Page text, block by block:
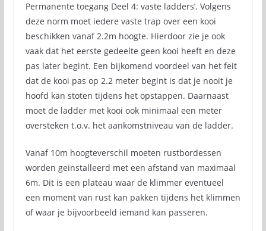
Permanente toegang Deel 4: vaste ladders’. Volgens
deze norm moet iedere vaste trap over een kooi
beschikken vanaf 2.2m hoogte. Hierdoor zie je ook
vaak dat het eerste gedeelte geen kooi heeft en deze
pas later begint. Een bijkomend voordeel van het feit
dat de kooi pas op 2.2 meter begint is dat je nooit je
hoofd kan stoten tijdens het opstappen. Daarnaast
moet de ladder met kooi ook minimaal een meter
oversteken t.o.v. het aankomstniveau van de ladder.
Vanaf 10m hoogteverschil moeten rustbordessen
worden geinstalleerd met een afstand van maximaal
6m. Dit is een plateau waar de klimmer eventueel
een moment van rust kan pakken tijdens het klimmen
of waar je bijvoorbeeld iemand kan passeren.